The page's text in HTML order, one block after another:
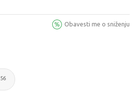
Obavesti me o sniženju
56